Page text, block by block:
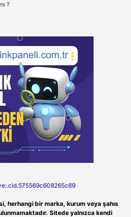
?
herhangi bir marka, kurum veya şahıs
Sitede yalnızca kendi